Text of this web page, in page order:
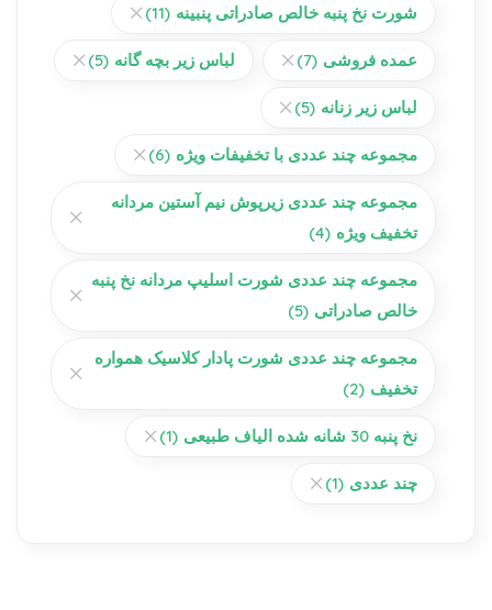
شورت نخ پنبه خالص صادراتی پنبینه (11)
عمده فروشی (7) لباس زیر بچه گانه (5)
لباس زیر زنانه (5)
مجموعه چند عددی با تخفیفات ویژه (6)
مجموعه چند عددی زیرپوش نیم آستین مردانه
تخفیف ویژه (4)
مجموعه چند عددی شورت اسلیپ مردانه نخ پنبه
خالص صادراتی (5)
مجموعه چند عددی شورت پادار کلاسیک همواره
تخفیف (2)
نخ پنبه 30 شانه شده الیاف طبیعی (1)
چند عددی (1)